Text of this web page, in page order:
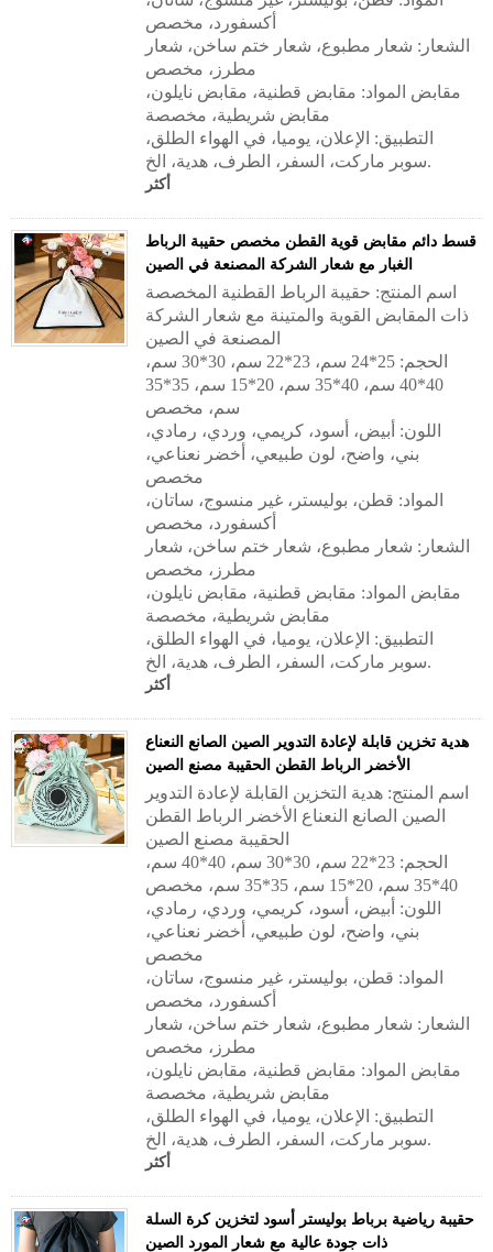
أكسفورد، مخصص
الشعار: شعار مطبوع، شعار ختم ساخن، شعار
مطرز، مخصص
مقابض المواد: مقابض قطنية، مقابض نايلون،
مقابض شريطية، مخصصة
التطبيق: الإعلان، يوميا، في الهواء الطلق،
سوبر ماركت، السفر، الطرف، هدية، الخ.
أكثر
قسط دائم مقابض قوية القطن مخصص حقيبة الرباط
الغبار مع شعار الشركة المصنعة في الصين
اسم المنتج: حقيبة الرباط القطنية المخصصة
ذات المقابض القوية والمتينة مع شعار الشركة
المصنعة في الصين
الحجم: 25*24 سم، 23*22 سم، 30*30 سم،
40*40 سم، 40*35 سم، 20*15 سم، 35*35
سم، مخصص
اللون: أبيض، أسود، كريمي، وردي، رمادي،
بني، واضح، لون طبيعي، أخضر نعناعي،
مخصص
المواد: قطن، بوليستر، غير منسوج، ساتان،
أكسفورد، مخصص
الشعار: شعار مطبوع، شعار ختم ساخن، شعار
مطرز، مخصص
مقابض المواد: مقابض قطنية، مقابض نايلون،
مقابض شريطية، مخصصة
التطبيق: الإعلان، يوميا، في الهواء الطلق،
سوبر ماركت، السفر، الطرف، هدية، الخ.
أكثر
هدية تخزين قابلة لإعادة التدوير الصين الصانع النعناع
الأخضر الرباط القطن الحقيبة مصنع الصين
اسم المنتج: هدية التخزين القابلة لإعادة التدوير
الصين الصانع النعناع الأخضر الرباط القطن
الحقيبة مصنع الصين
الحجم: 23*22 سم، 30*30 سم، 40*40 سم،
40*35 سم، 20*15 سم، 35*35 سم، مخصص
اللون: أبيض، أسود، كريمي، وردي، رمادي،
بني، واضح، لون طبيعي، أخضر نعناعي،
مخصص
المواد: قطن، بوليستر، غير منسوج، ساتان،
أكسفورد، مخصص
الشعار: شعار مطبوع، شعار ختم ساخن، شعار
مطرز، مخصص
مقابض المواد: مقابض قطنية، مقابض نايلون،
مقابض شريطية، مخصصة
التطبيق: الإعلان، يوميا، في الهواء الطلق،
سوبر ماركت، السفر، الطرف، هدية، الخ.
أكثر
حقيبة رياضية برباط بوليستر أسود لتخزين كرة السلة
ذات جودة عالية مع شعار المورد الصين